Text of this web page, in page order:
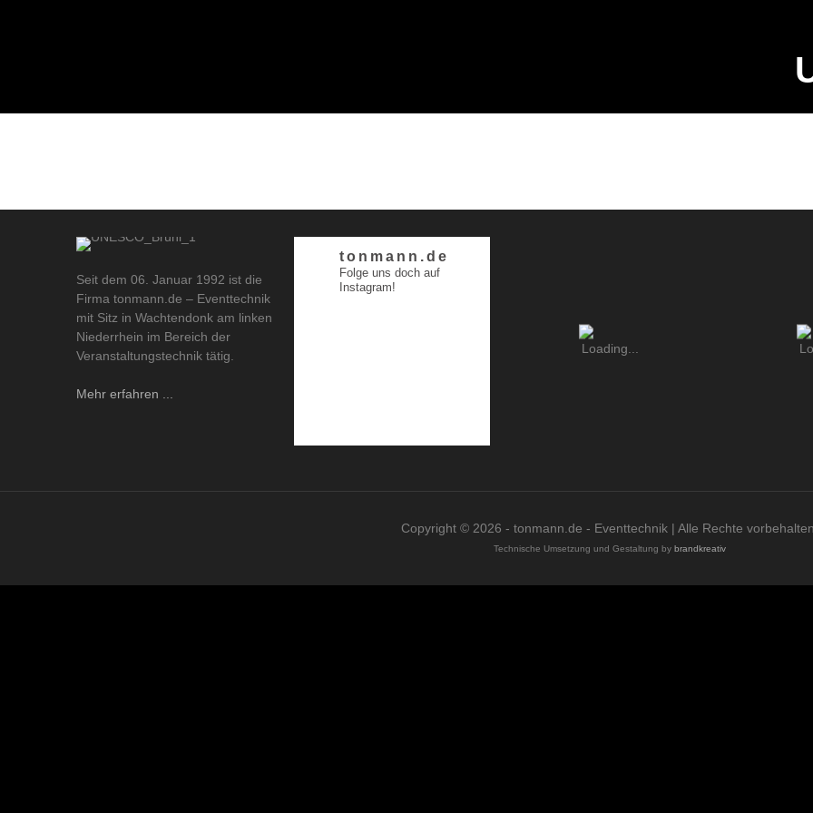
Seit dem 06. Januar 1992 ist die
Firma tonmann.de – Eventtechnik
mit Sitz in Wachtendonk am linken
Niederrhein im Bereich der
Veranstaltungstechnik tätig.
Mehr erfahren ...
tonmann.de
Folge uns doch auf
Instagram!
Copyright © 2026 - tonmann.de - Eventtechnik | Alle Rechte vorbehalten.
Technische Umsetzung und Gestaltung by brandkreativ